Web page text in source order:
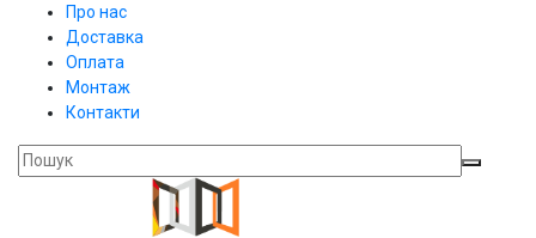
Про нас
Доставка
Оплата
Монтаж
Контакти